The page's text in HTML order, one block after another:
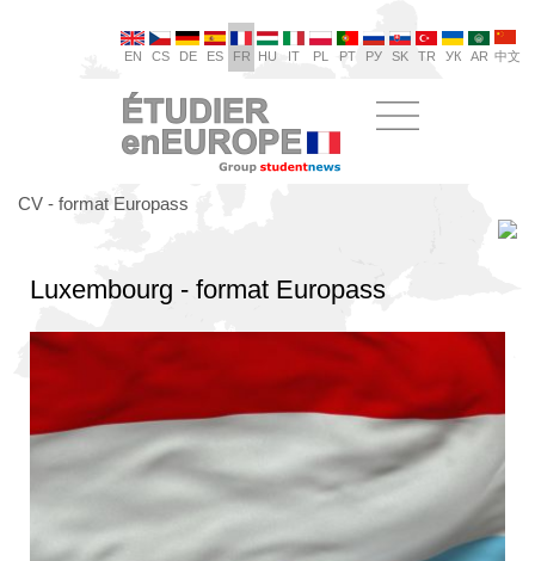
EN CS DE ES FR HU IT PL PT РУ SK TR УК AR 中文
CV - format Europass
Luxembourg - format Europass